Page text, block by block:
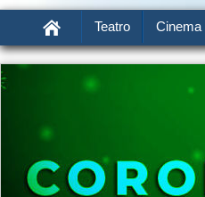
Teatro Cinema